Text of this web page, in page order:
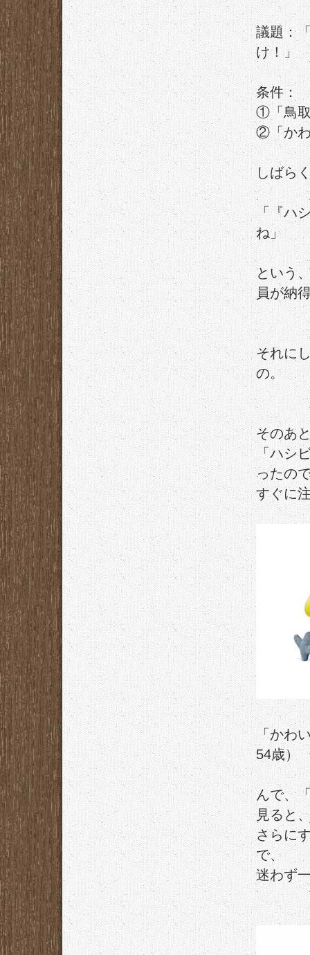
議題：
け！」
条件：
①「鳥
②「か
しばら
「『ハ
ね」
という
員が納
それに
の。
そのあ
「ハシ
ったの
すぐに
「かわ
54歳）
んで、
見ると
さらに
で、
迷わず